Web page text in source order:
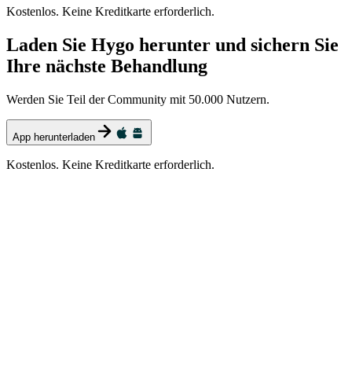
Kostenlos. Keine Kreditkarte erforderlich.
Laden Sie Hygo herunter und sichern Sie
Ihre nächste Behandlung
Werden Sie Teil der Community mit 50.000 Nutzern.
App herunterladen
Kostenlos. Keine Kreditkarte erforderlich.